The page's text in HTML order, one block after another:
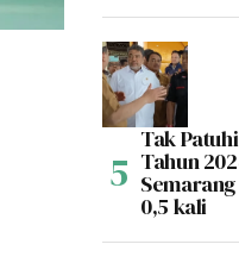
Tak
Tahun
0,5 kali